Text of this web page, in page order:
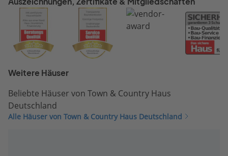
Weitere Häuser
Beliebte Häuser von Town & Country Haus
Deutschland
Alle Häuser von Town & Country Haus Deutschland